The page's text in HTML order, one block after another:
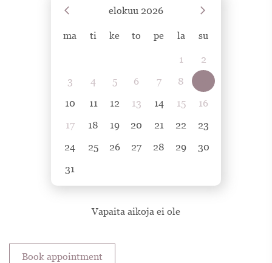
elokuu 2026
ma ti ke to pe la su
1
2
3
4 5 6 7 8
10
11 12 13 14 15
16
17
18 19 20 21 22
23
24
25 26 27 28 29
30
31
Vapaita aikoja ei ole
Book appointment